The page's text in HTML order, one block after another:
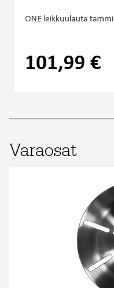
ONE leikkuulauta tammi
101,99 €
Varaosat